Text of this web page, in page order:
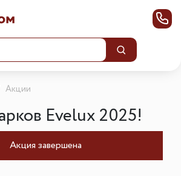
Акции
Evelux 2025!
Акция завершена